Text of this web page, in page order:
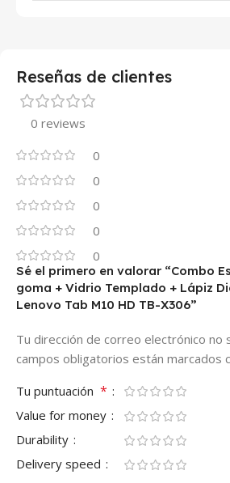
Reseñas de clientes
0 reviews
0
0
0
0
0
Sé el primero en valorar “Combo
goma + Vidrio Templado + Lápiz
Lenovo Tab M10 HD TB-X306”
Tu dirección de correo electrónico no
campos obligatorios están marcados
Tu puntuación *
Value for money
Durability
Delivery speed